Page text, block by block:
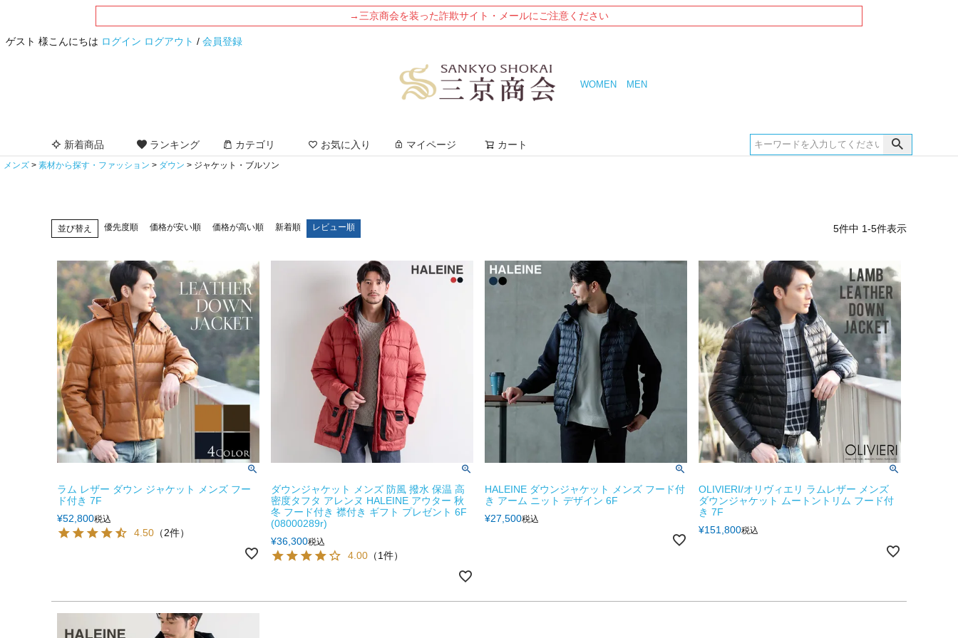
→三京商会を装った詐欺サイト・メールにご注意ください
ゲスト 様こんにちは ログイン ログアウト / 会員登録
WOMEN MEN
新着商品 ランキング カテゴリ お気に入り マイページ カート
メンズ 素材から探す・ファッション ダウン ジャケット・ブルソン
並び替え 優先度順 価格が安い順 価格が高い順 新着順 レビュー順 5件中 1-5件表示
ラム レザー ダウン ジャケット メンズ フー
ド付き 7F
¥52,800税込
4.50 （2件）
ダウンジャケット メンズ 防風 撥水 保温 高
密度タフタ アレンヌ HALEINE アウター 秋
冬 フード付き 襟付き ギフト プレゼント 6F
(08000289r)
¥36,300税込
4.00 （1件）
HALEINE ダウンジャケット メンズ フード付
き アーム ニット デザイン 6F
¥27,500税込
OLIVIERI/オリヴィエリ ラムレザー メンズ
ダウンジャケット ムートントリム フード付
き 7F
¥151,800税込